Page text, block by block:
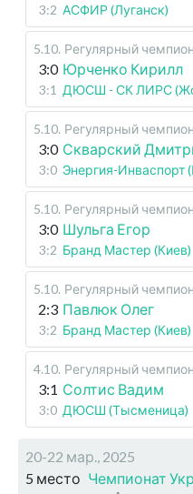
3:2 АСФИР (Луганск)
5.10. Регулярный
3:0 Юрченко Кирилл
3:1 ДЮСШ - СК ЛИРС
5.10. Регулярный
3:0 Скварский
3:0 Энергия-Инваспорт
5.10. Регулярный
3:0 Шульга Егор
3:2 Бранд Мастер (Киев)
5.10. Регулярный
2:3 Павлюк Олег
3:2 Бранд Мастер (Киев)
4.10. Регулярный
3:1 Солтис Вадим
3:0 ДЮСШ (Тысменица)
20-22 мар., 2025
5 место Чемпионат